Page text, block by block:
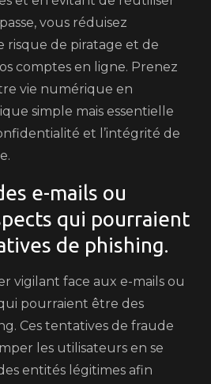
vous réduisez
risque de piratage et de
comptes en ligne. Prenez
vie numérique en
simple mais essentielle
et l’intégrité de
e-mails ou
qui pourraient
de phishing.
vigilant face aux e-mails ou
pourraient être des
Ces tentatives de fraude
les utilisateurs en se
entités légitimes afin